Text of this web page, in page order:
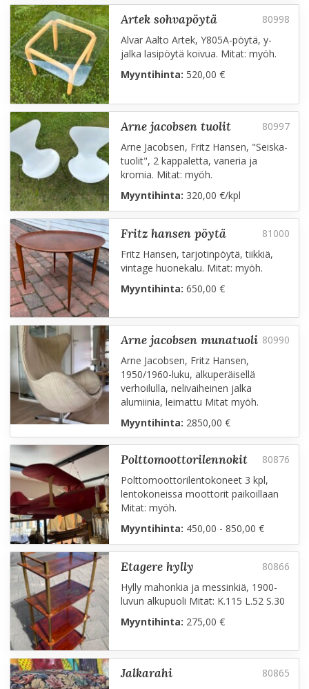
artek sohvapöytä
Alvar Aalto Artek, Y805A-pöytä, y-
jalka lasipöytä koivua. Mitat: myöh.
Myyntihinta: 520,00 €
arne jacobsen tuolit
Arne Jacobsen, Fritz Hansen, "Seiska-
tuolit", 2 kappaletta, vaneria ja
kromia. Mitat: myöh.
Myyntihinta: 320,00 €/kpl
fritz hansen pöytä
Fritz Hansen, tarjotinpöytä, tiikkiä,
vintage huonekalu. Mitat: myöh.
Myyntihinta: 650,00 €
arne jacobsen munatuoli
Arne Jacobsen, Fritz Hansen,
1950/1960-luku, alkuperäisellä
verhoilulla, nelivaiheinen jalka
alumiinia, leimattu Mitat myöh.
Myyntihinta: 2850,00 €
polttomoottorilennokit
Polttomoottorilentokoneet 3 kpl,
lentokoneissa moottorit paikoillaan
Mitat: myöh.
Myyntihinta: 450,00 - 850,00 €
etagere hylly
Hylly mahonkia ja messinkiä, 1900-
luvun alkupuoli Mitat: K.115 L.52 S.30
Myyntihinta: 275,00 €
jalkarahi